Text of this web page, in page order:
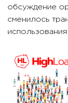
обсуждение
сменилось